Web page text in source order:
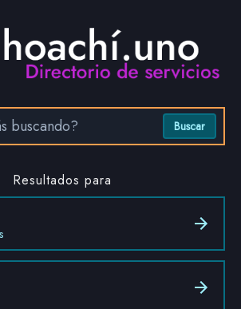
Buscar
Resultados para